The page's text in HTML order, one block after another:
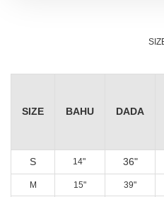
SIZE BAHU DADA
S 14" 36"
M 15" 39"